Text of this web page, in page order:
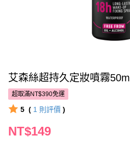
艾森絲超持久定妝噴霧50ml
超取滿NT$390免運
5 ( 1 則評價 )
NT$149